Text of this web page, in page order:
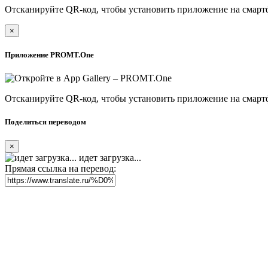
Отсканируйте QR-код, чтобы установить приложение на
×
Приложение PROMT.One
Отсканируйте QR-код, чтобы установить приложение на
Поделиться переводом
×
идет загрузка...
Прямая ссылка на перевод: